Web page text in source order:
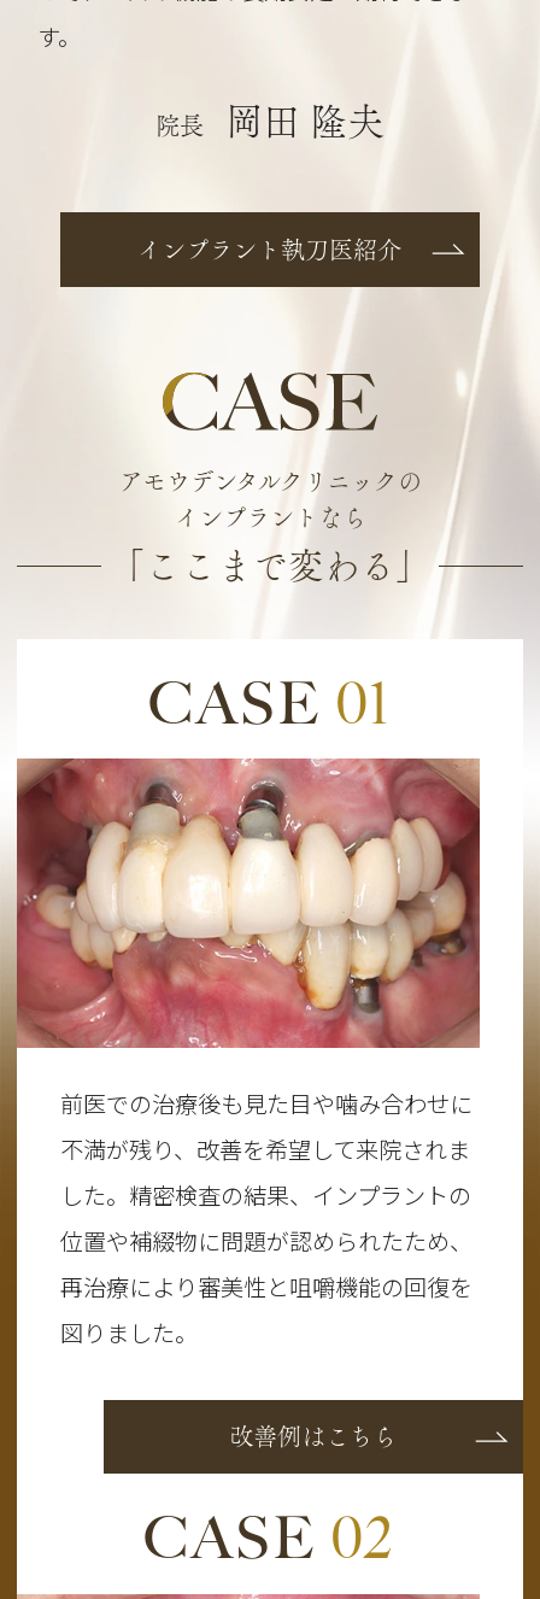
す。
院長 岡田 隆夫
インプラント執刀医紹介
アモウデンタルクリニックの
インプラントなら
「ここまで変わる」
CASE 01
前医での治療後も見た目や噛み合わせに
不満が残り、改善を希望して来院されま
した。精密検査の結果、インプラントの
位置や補綴物に問題が認められたため、
再治療により審美性と咀嚼機能の回復を
図りました。
改善例はこちら
CASE 02